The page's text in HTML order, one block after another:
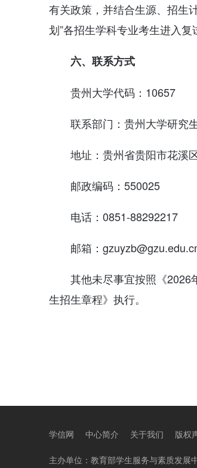
有关政策，并结合生源、招生
划”各招生学科专业考生进入
六、联系方式
贵州大学代码：10657
联系部门：贵州大学研究
地址：贵州省贵阳市花溪
邮政编码：550025
电话：0851-88292217
邮箱：
其他未尽事宜按照《2026
生招生章程》执行。
学信网 中心简介 关于我们 版权
主办单位： 教育部学生服务与素质发展